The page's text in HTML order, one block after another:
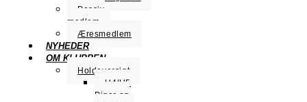
Passiv
medlem
Æresmedlem
NYHEDER
OM KLUBBEN
Holdoversigt
U4/U5
Piger og